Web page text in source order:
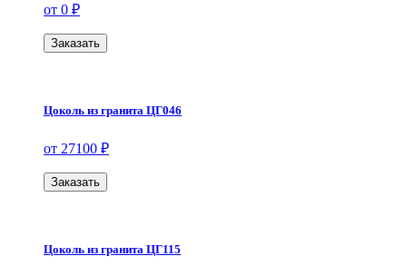
от 0 ₽
Заказать
Цоколь из гранита ЦГ046
от 27100 ₽
Заказать
Цоколь из гранита ЦГ115